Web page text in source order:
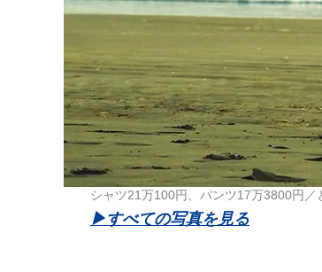
シャツ21万100円、パンツ17万3800円
▶︎すべての写真を見る